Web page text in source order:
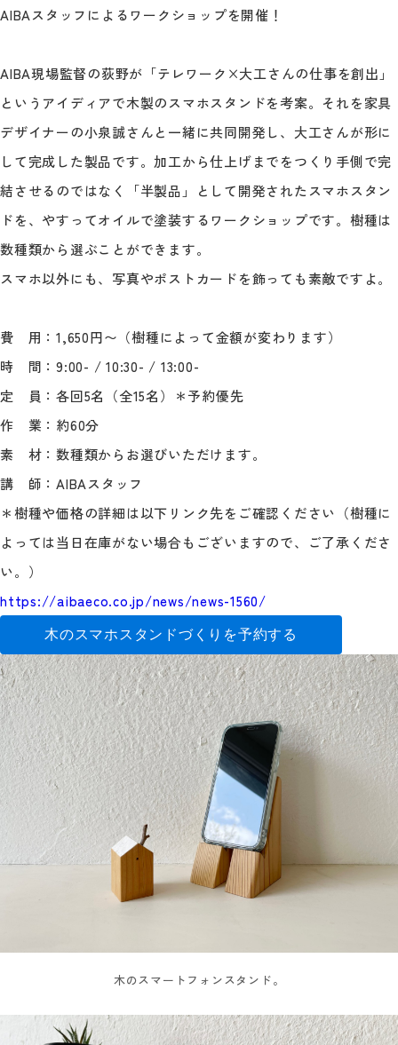
AIBAスタッフによるワークショップを開催！
AIBA現場監督の荻野が「テレワーク×大工さんの仕事を創出」
というアイディアで木製のスマホスタンドを考案。それを家具
デザイナーの小泉誠さんと一緒に共同開発し、大工さんが形に
して完成した製品です。加工から仕上げまでをつくり手側で完
結させるのではなく「半製品」として開発されたスマホスタン
ドを、やすってオイルで塗装するワークショップです。樹種は
数種類から選ぶことができます。
スマホ以外にも、写真やポストカードを飾っても素敵ですよ。
費 用：1,650円〜（樹種によって金額が変わります）
時 間：9:00- / 10:30- / 13:00-
定 員：各回5名（全15名）＊予約優先
作 業：約60分
素 材：数種類からお選びいただけます。
講 師：AIBAスタッフ
＊樹種や価格の詳細は以下リンク先をご確認ください（樹種に
よっては当日在庫がない場合もございますので、ご了承くださ
い。）
https://aibaeco.co.jp/news/news-1560/
木のスマホスタンドづくりを予約する
木のスマートフォンスタンド。